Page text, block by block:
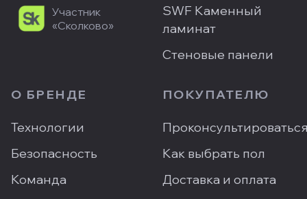
Участник
«Сколково»
SWF Каменный
ламинат
Стеновые панели
О БРЕНДЕ
Технологии
Безопасность
Команда
ПОКУПАТЕЛЮ
Как выбрать пол
Доставка и оплата